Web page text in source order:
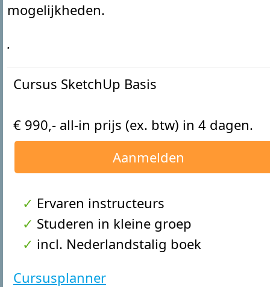
mogelijkheden.
.
Cursus SketchUp Basis
€ 990,- all-in prijs (ex. btw) in 4 dagen.
Aanmelden
Ervaren instructeurs
Studeren in kleine groep
incl. Nederlandstalig boek
Cursusplanner